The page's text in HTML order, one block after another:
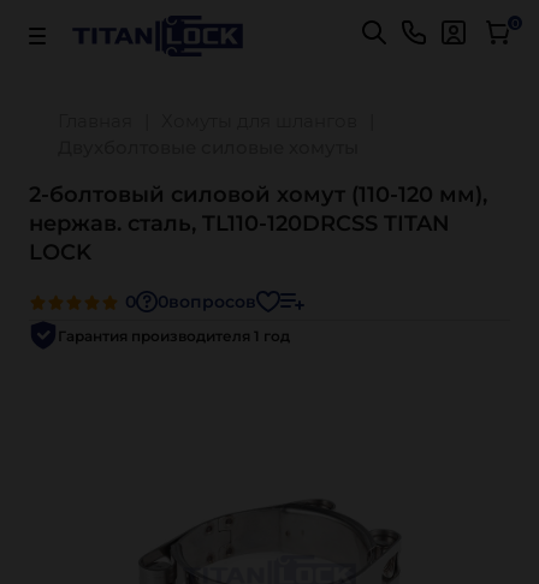
Важно! Для оплаты заказов Подробнее 0
2-болтовый силовой хомут (110-120 мм),
нержав. сталь, TL110-120DRCSS TITAN
LOCK
0 0вопросов
Гарантия производителя 1 год